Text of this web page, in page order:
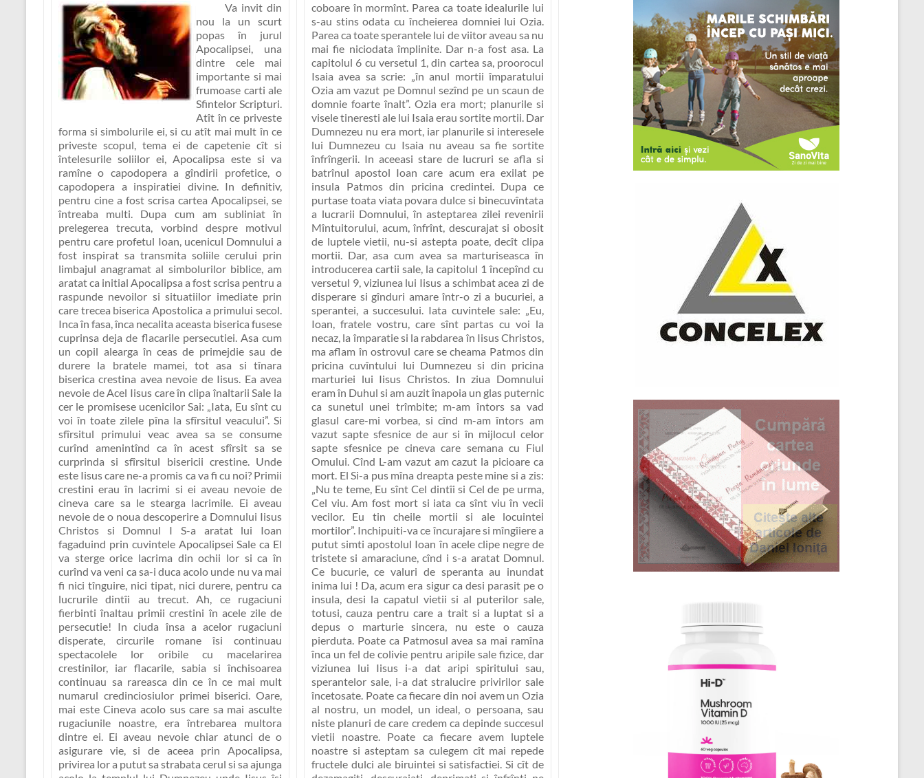
Va invit din
nou la un scurt
popas în jurul
Apocalipsei, una
dintre cele mai
importante si mai
frumoase carti ale
Sfintelor Scripturi.
Atît în ce priveste
forma si simbolurile ei, si cu atît mai mult în ce
priveste scopul, tema ei de capetenie cît si
întelesurile soliilor ei, Apocalipsa este si va
ramîneo capodopera a gîndirii profetice, o
capodopera a inspiratiei divine. In definitiv,
pentru cine a fost scrisa cartea Apocalipsei, se
întreaba multi. Dupa cum am subliniat în
prelegerea trecuta, vorbind despre motivul
pentru care profetul Ioan, ucenicul Domnului a
fost inspirat sa transmita soliile cerului prin
limbajul anagramat al simbolurilor biblice, am
aratat ca initial Apocalipsa a fost scrisa pentru a
raspunde nevoilor si situatiilor imediate prin
care trecea biserica Apostolica a primului secol.
Inca în fasa, înca necalita aceasta biserica fusese
cuprinsa deja de flacarile persecutiei. Asa cum
un copil alearga în ceas de primejdie sau de
durere la bratele mamei, tot asa si tînara
biserica crestina avea nevoie de Iisus. Ea avea
nevoie de Acel Iisus care în clipa înaltarii Sale la
cer le promisese ucenicilor Sai: „Iata, Eu sînt cu
voi în toate zilele pîna la sfîrsitul veacului”. Si
sfîrsitul primului veac avea sa se consume
curînd amenintînd ca în acest sfîrsit sa se
curprinda si sfîrsitul bisericii crestine. Unde
este Iisus care ne-a promis ca va fi cu noi? Primii
crestini erau în lacrimi si ei aveau nevoie de
cineva care sa le stearga lacrimile. Ei aveau
nevoie de o noua descoperire a Domnului Iisus
Christos si Domnul I S-a aratat lui Ioan
fagaduind prin cuvintele Apocalipsei Sale ca El
va sterge orice lacrima din ochii lor si ca în
curînd va veni ca sa-i duca acolo unde nu va mai
fi nici tînguire, nici tipat, nici durere, pentru ca
lucrurile dintîi au trecut. Ah, ce rugaciuni
fierbinti înaltau primii crestini în acele zile de
persecutie! In ciuda însa a acelor rugaciuni
disperate, circurile romane îsi continuau
spectacolele lor oribile cu macelarirea
crestinilor, iar flacarile, sabia si închisoarea
continuau sa rareasca din ce în ce mai mult
numarul credinciosiulor primei biserici. Oare,
mai este Cineva acolo sus care sa mai asculte
rugaciunile noastre, era întrebarea multora
dintre ei. Ei aveau nevoie chiar atunci de o
asigurare vie, si de aceea prin Apocalipsa,
privirea lor a putut sa strabata cerul si sa ajunga
coboare în mormînt. Parea ca toate idealurile lui
s-au stins odata cu încheierea domniei lui Ozia.
Parea ca toate sperantele lui de viitor aveau sa nu
mai fie niciodata împlinite. Dar n-a fost asa. La
capitolul 6 cu versetul 1, din cartea sa, proorocul
Isaia avea sa scrie: „în anul mortii împaratului
Ozia am vazut pe Domnul sezînd pe un scaun de
domnie foarte înalt”. Ozia era mort; planurile si
visele tineresti ale lui Isaia erau sortite mortii. Dar
Dumnezeu nu era mort, iar planurile si interesele
lui Dumnezeu cu Isaia nu aveau sa fie sortite
înfrîngerii. In aceeasi stare de lucruri se afla si
batrînul apostol Ioan care acum era exilat pe
insula Patmos din pricina credintei. Dupa ce
purtase toata viata povara dulce si binecuvîntata
a lucrarii Domnului, în asteptarea zilei revenirii
Mîntuitorului, acum, înfrînt, descurajat si obosit
de luptele vietii, nu-si astepta poate, decît clipa
mortii. Dar, asa cum avea sa marturiseasca în
introducerea cartii sale, la capitolul 1 începînd cu
versetul 9, viziunea lui Iisus a schimbat acea zi de
disperare si gînduri amare într-o zi a bucuriei, a
sperantei, a succesului. Iata cuvintele sale: „Eu,
Ioan, fratele vostru, care sînt partas cu voi la
necaz, la împaratie si la rabdarea în Iisus Christos,
ma aflam în ostrovul care se cheama Patmos din
pricina cuvîntului lui Dumnezeu si din pricina
marturiei lui Iisus Christos. In ziua Domnului
eram în Duhul si am auzit înapoia un glas puternic
ca sunetul unei trîmbite; m-am întors sa vad
glasul care-mi vorbea, si cînd m-am întors am
vazut sapte sfesnice de aur si în mijlocul celor
sapte sfesnice pe cineva care semana cu Fiul
Omului. Cînd L-am vazut am cazut la picioare ca
mort. El Si-a pus mîna dreapta peste mine si a zis:
„Nu te teme, Eu sînt Cel dintîi si Cel de pe urma,
Cel viu. Am fost mort si iata ca sînt viu în vecii
vecilor. Eu tin cheile mortii si ale locuintei
mortilor”. Inchipuiti-va ce încurajare si mîngîiere a
putut simti apostolul Ioan în acele clipe negre de
tristete si amaraciune, cînd i s-a aratat Domnul.
Ce bucurie, ce valuri de speranta au inundat
inima lui ! Da,acum era sigur ca desi parasit pe o
insula, desi la capatul vietii si al puterilor sale,
totusi, cauza pentru care a trait si a luptat si a
depus o marturie sincera, nu este o cauza
pierduta. Poate ca Patmosul avea sa mai ramîna
înca un fel de colivie pentru aripile sale fizice, dar
viziunea lui Iisus i-a dat aripi spiritului sau,
sperantelor sale, i-a dat stralucire privirilor sale
încetosate. Poate ca fiecare din noi avem un Ozia
al nostru, un model, un ideal, o persoana, sau
niste planuri de care credem ca depinde succesul
vietii noastre. Poate ca fiecare avem luptele
noastre si asteptam sa culegem cît mai repede
fructele dulci ale biruintei si satisfactiei. Si cît de